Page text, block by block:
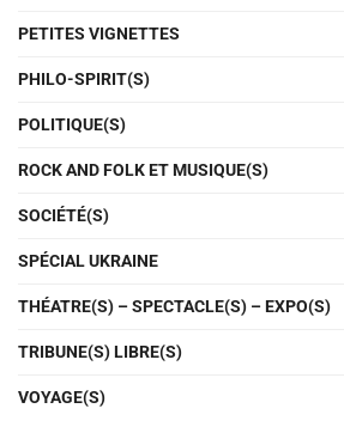
PETITES VIGNETTES
PHILO-SPIRIT(S)
POLITIQUE(S)
ROCK AND FOLK ET MUSIQUE(S)
SOCIÉTÉ(S)
SPÉCIAL UKRAINE
THÉATRE(S) – SPECTACLE(S) – EXPO(S)
TRIBUNE(S) LIBRE(S)
VOYAGE(S)